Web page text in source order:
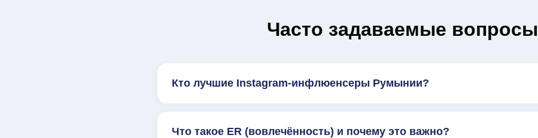
Часто задаваемые вопросы
Кто лучшие Instagram-инфлюенсеры Румынии?
Что такое ER (вовлечённость) и почему это важно?